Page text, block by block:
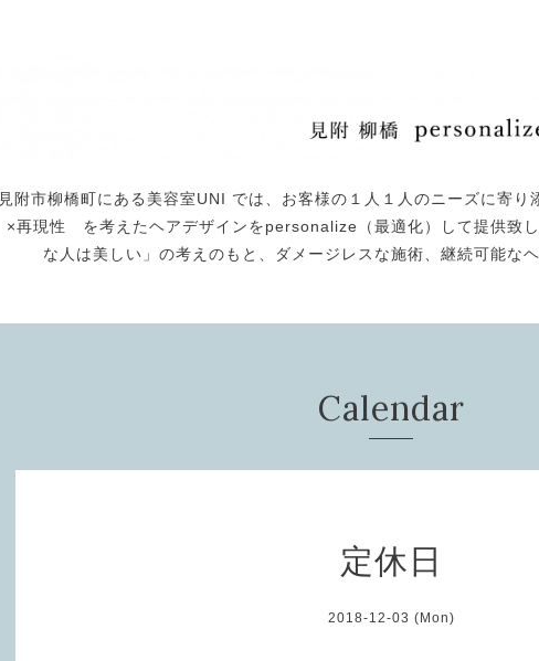
見附市柳橋町にある美容室UNI では、お客様の１人１人のニーズに寄
×再現性 を考えたヘアデザインをpersonalize（最適化）して提供致
な人は美しい」の考えのもと、ダメージレスな施術、継続可能な
Calendar
定休日
2018-12-03 (Mon)